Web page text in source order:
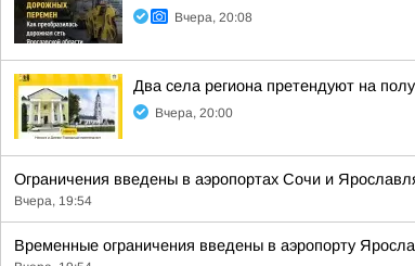
Вчера, 20:08
Два села региона претендуют на
Вчера, 20:00
Ограничения введены в аэропортах Сочи и
Вчера, 19:54
Временные ограничения введены в аэропорту